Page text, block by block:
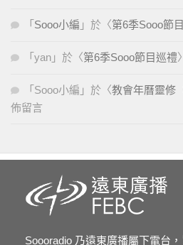
「 Sooo小編 」於〈第6季Sooo節
「 yan 」於〈第6季Sooo節目巡禮
「 Sooo小編 」於〈教會年曆靈修
佈留言
Soooradio 乃遠東廣播屬下電台